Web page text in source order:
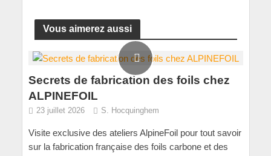
Vous aimerez aussi
Secrets de fabrication des foils chez
ALPINEFOIL
23 juillet 2026 S. Hocquinghem
Visite exclusive des ateliers AlpineFoil pour tout savoir
sur la fabrication française des foils carbone et des